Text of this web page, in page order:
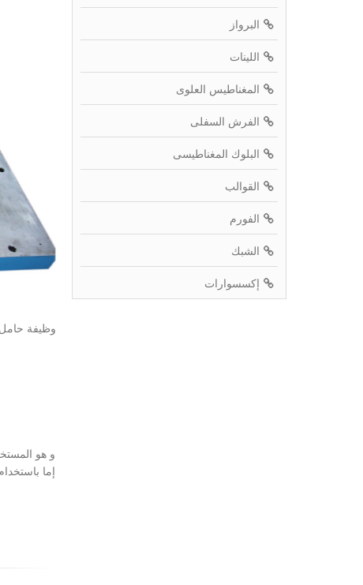
وظيفة حامل
إما
البرواز
اللينات
المغناطيس العلوى
الفرش السفلى
البلوك المغناطيسى
القوالب
الفورم
الشبك
إكسسوارات